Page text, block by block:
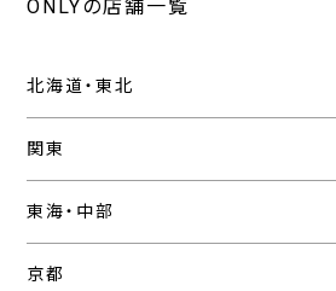
ONLYの店舗一覧
北海道・東北
関東
東海・中部
京都